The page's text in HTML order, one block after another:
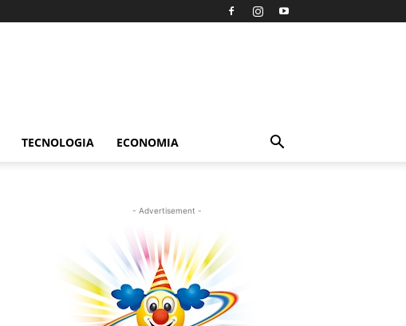
TECNOLOGIA ECONOMIA
- Advertisement -